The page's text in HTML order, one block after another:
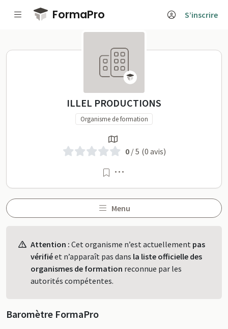
Passer au contenu principal
FormaPro S’inscrire
ILLEL PRODUCTIONS sur
ILLEL PRODUCTIONS
Organisme de formation
0/ 5 (0 avis)
Menu
Attention : Cet organisme n’est actuellement pas
vérifiéet n’apparaît pas dans la liste officielle des
organismes de formation reconnue par les
autorités compétentes.
Baromètre FormaPro